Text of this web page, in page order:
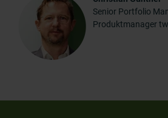
Senior Portfolio
Produktmanager